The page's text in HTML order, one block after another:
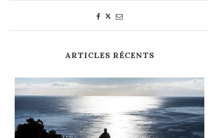
ARTICLES RÉCENTS